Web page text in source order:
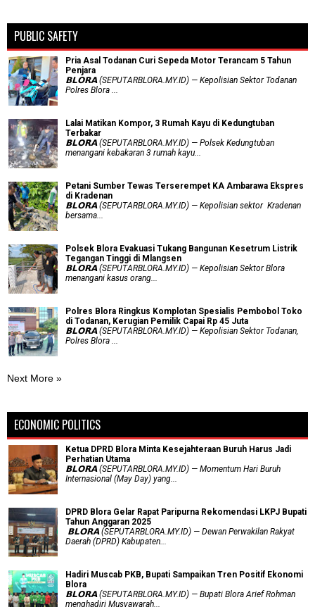
PUBLIC SAFETY
Pria Asal Todanan Curi Sepeda Motor Terancam 5 Tahun
Penjara
𝗕𝗟𝗢𝗥𝗔 (SEPUTARBLORA.MY.ID) — Kepolisian Sektor Todanan
Polres Blora ...
Lalai Matikan Kompor, 3 Rumah Kayu di Kedungtuban
Terbakar
𝗕𝗟𝗢𝗥𝗔 (SEPUTARBLORA.MY.ID) — Polsek Kedungtuban
menangani kebakaran 3 rumah kayu...
Petani Sumber Tewas Terserempet KA Ambarawa Ekspres
di Kradenan
𝗕𝗟𝗢𝗥𝗔 (SEPUTARBLORA.MY.ID) — Kepolisian sektor Kradenan
bersama...
Polsek Blora Evakuasi Tukang Bangunan Kesetrum Listrik
Tegangan Tinggi di Mlangsen
𝗕𝗟𝗢𝗥𝗔 (SEPUTARBLORA.MY.ID) — Kepolisian Sektor Blora
menangani kasus orang...
Polres Blora Ringkus Komplotan Spesialis Pembobol Toko
di Todanan, Kerugian Pemilik Capai Rp 45 Juta
𝗕𝗟𝗢𝗥𝗔 (SEPUTARBLORA.MY.ID) — Kepolisian Sektor Todanan,
Polres Blora ...
Next More »
ECONOMIC POLITICS
Ketua DPRD Blora Minta Kesejahteraan Buruh Harus Jadi
Perhatian Utama
​𝗕𝗟𝗢𝗥𝗔 (SEPUTARBLORA.MY.ID) — Momentum Hari Buruh
Internasional (May Day) yang...
DPRD Blora Gelar Rapat Paripurna Rekomendasi LKPJ Bupati
Tahun Anggaran 2025
‎ 𝗕𝗟𝗢𝗥𝗔 (SEPUTARBLORA.MY.ID) — Dewan Perwakilan Rakyat
Daerah (DPRD) Kabupaten...
Hadiri Muscab PKB, Bupati Sampaikan Tren Positif Ekonomi
Blora
𝗕𝗟𝗢𝗥𝗔 (SEPUTARBLORA.MY.ID) — Bupati Blora Arief Rohman
menghadiri Musyawarah...